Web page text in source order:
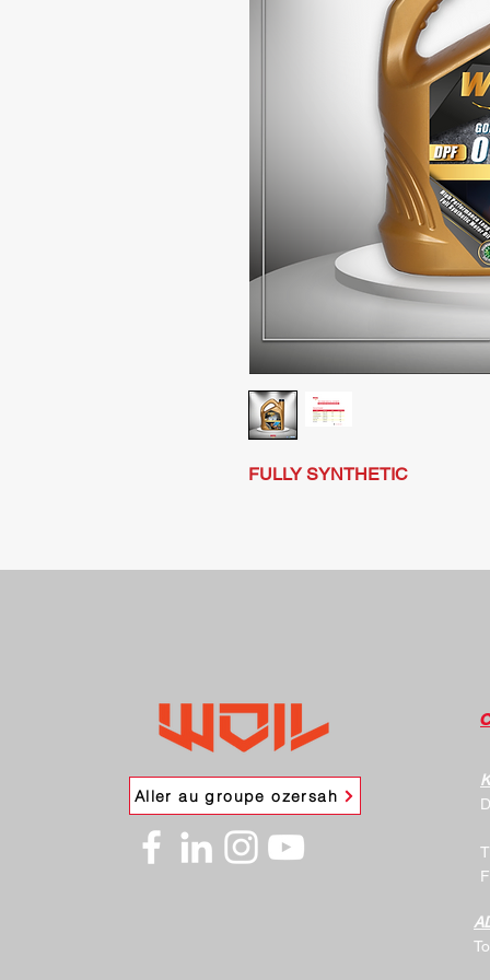
FULLY SYNTHETIC
Aller au groupe ozersah